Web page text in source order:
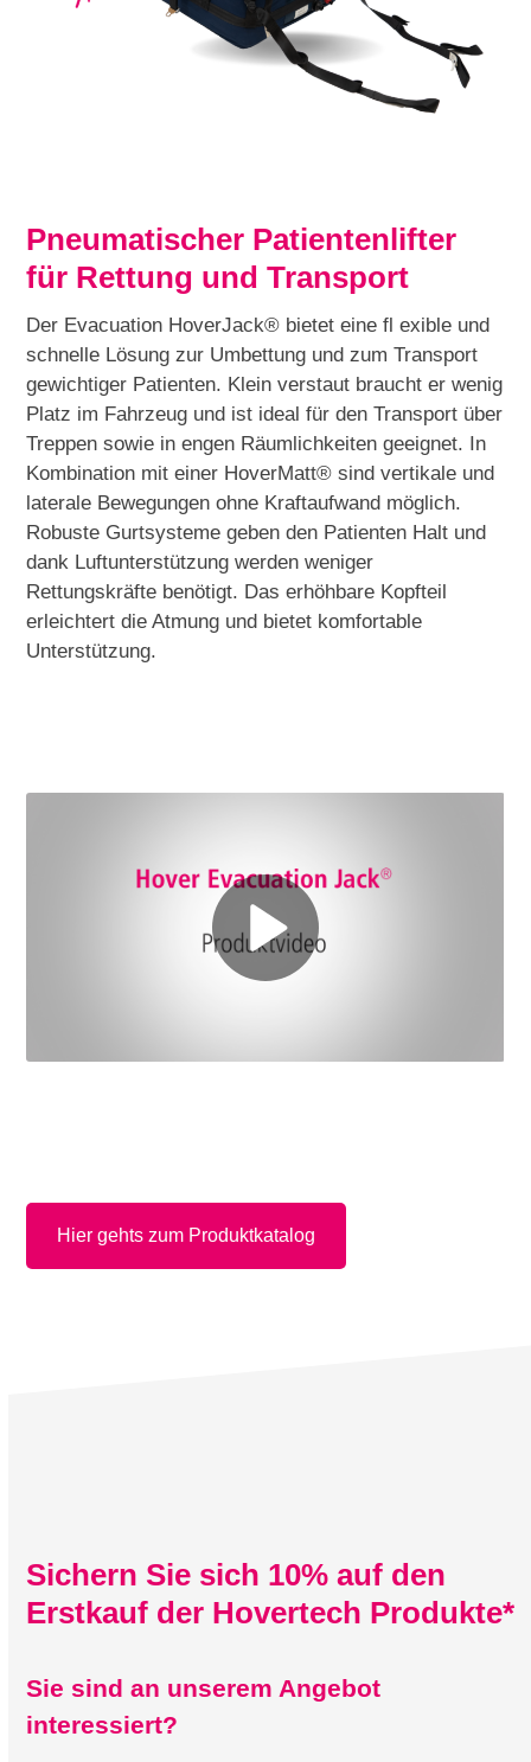
Pneumatischer Patientenlifter
für Rettung und Transport
Der Evacuation HoverJack® bietet eine fl exible und
schnelle Lösung zur Umbettung und zum Transport
gewichtiger Patienten. Klein verstaut braucht er wenig
Platz im Fahrzeug und ist ideal für den Transport über
Treppen sowie in engen Räumlichkeiten geeignet. In
Kombination mit einer HoverMatt® sind vertikale und
laterale Bewegungen ohne Kraftaufwand möglich.
Robuste Gurtsysteme geben den Patienten Halt und
dank Luftunterstützung werden weniger
Rettungskräfte benötigt. Das erhöhbare Kopfteil
erleichtert die Atmung und bietet komfortable
Unterstützung.
Hier gehts zum Produktkatalog
Sichern Sie sich 10% auf den
Erstkauf der Hovertech Produkte*
Sie sind an unserem Angebot
interessiert?